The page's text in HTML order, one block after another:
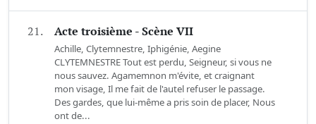
21. Acte troisième - Scène VII
Achille, Clytemnestre, Iphigénie, Aegine
CLYTEMNESTRE Tout est perdu, Seigneur, si vous ne
nous sauvez. Agamemnon m'évite, et craignant
mon visage, Il me fait de l'autel refuser le passage.
Des gardes, que lui-même a pris soin de placer, Nous
ont de...